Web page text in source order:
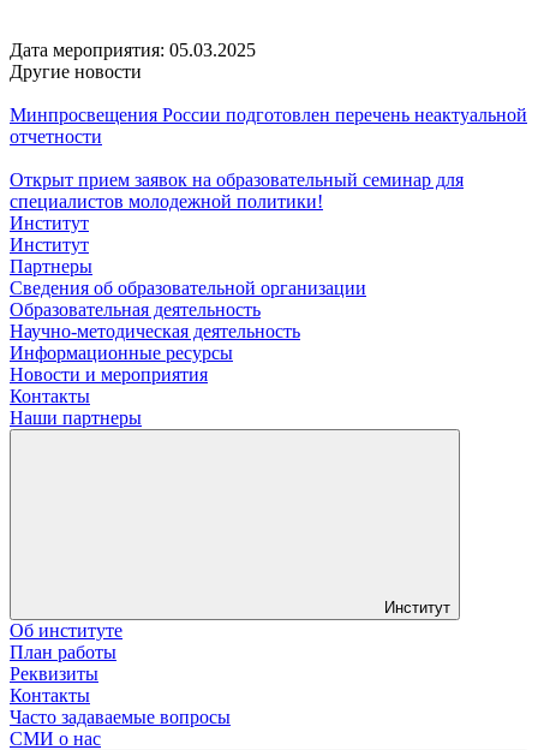
Дата мероприятия: 05.03.2025
Другие новости
Минпросвещения России подготовлен перечень неактуальной
отчетности
Открыт прием заявок на образовательный семинар для
специалистов молодежной политики!
Институт
Институт
Партнеры
Сведения об образовательной организации
Образовательная деятельность
Научно-методическая деятельность
Информационные ресурсы
Новости и мероприятия
Контакты
Наши партнеры
Институт
Об институте
План работы
Реквизиты
Контакты
Часто задаваемые вопросы
СМИ о нас